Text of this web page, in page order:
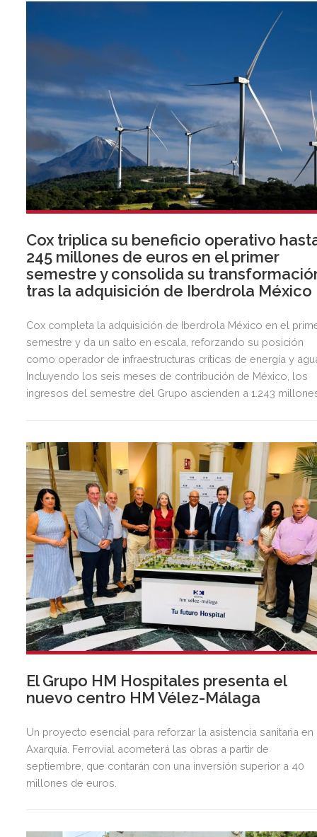
Cox triplica su beneficio operativo
245 millones de euros en el primer
semestre y consolida su
tras la adquisición de Iberdrola México
Cox completa la adquisición de Iberdrola México en el
semestre y da un salto en escala, reforzando su posición
como operador de infraestructuras críticas de energía y
Incluyendo los seis meses de contribución de México, los
ingresos del semestre del Grupo ascienden a 1.243
El Grupo HM Hospitales presenta el
nuevo centro HM Vélez-Málaga
Un proyecto esencial para reforzar la asistencia sanitaria en
Axarquía. Ferrovial acometerá las obras a partir de
septiembre, que contarán con una inversión superior a 40
millones de euros.